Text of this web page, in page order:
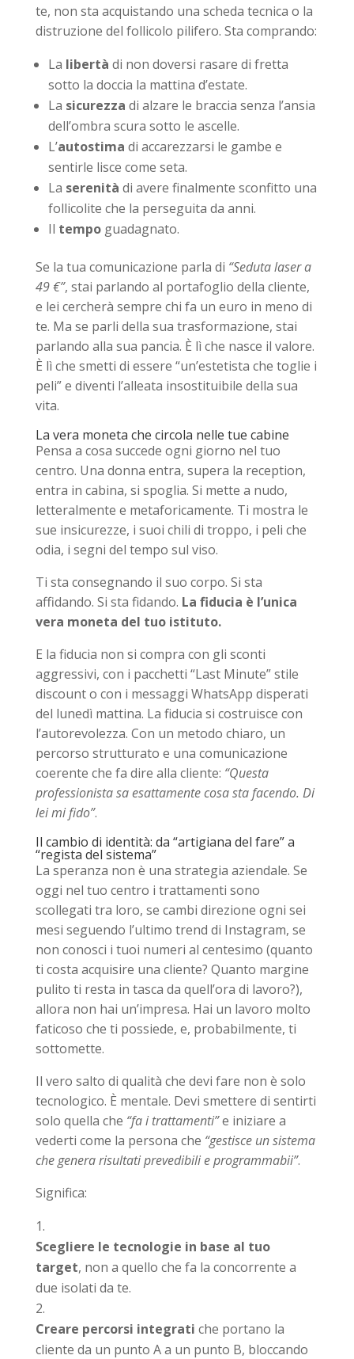
te, non sta acquistando una scheda tecnica o la
distruzione del follicolo pilifero. Sta comprando:
La libertà di non doversi rasare di fretta
sotto la doccia la mattina d’estate.
La sicurezza di alzare le braccia senza l’ansia
dell’ombra scura sotto le ascelle.
L’autostima di accarezzarsi le gambe e
sentirle lisce come seta.
La serenità di avere finalmente sconfitto una
follicolite che la perseguita da anni.
Il tempoguadagnato.
Se la tua comunicazione parla di “Seduta laser a
49 €”, stai parlando al portafoglio della cliente,
e lei cercherà sempre chi fa un euro in meno di
te. Ma se parli della sua trasformazione, stai
parlando alla sua pancia. È lì che nasce il valore.
È lì che smetti di essere “un’estetista che toglie i
peli” e diventi l’alleata insostituibile della sua
vita.
La vera moneta che circola nelle tue cabine
Pensa a cosa succede ogni giorno nel tuo
centro. Una donna entra, supera la reception,
entra in cabina, si spoglia. Si mette a nudo,
letteralmente e metaforicamente. Ti mostra le
sue insicurezze, i suoi chili di troppo, i peli che
odia, i segni del tempo sul viso.
Ti sta consegnando il suo corpo. Si sta
affidando. Si sta fidando. La fiducia è l’unica
vera moneta del tuo istituto.
E la fiducia non si compra con gli sconti
aggressivi, con i pacchetti “Last Minute” stile
discount o con i messaggi WhatsApp disperati
del lunedì mattina. La fiducia si costruisce con
l’autorevolezza. Con un metodo chiaro, un
percorso strutturato e una comunicazione
coerente che fa dire alla cliente: “Questa
professionista sa esattamente cosa sta facendo. Di
lei mi fido”.
Il cambio di identità: da “artigiana del fare” a
“regista del sistema”
La speranza non è una strategia aziendale. Se
oggi nel tuo centro i trattamenti sono
scollegati tra loro, se cambi direzione ogni sei
mesi seguendo l’ultimo trend di Instagram, se
non conosci i tuoi numeri al centesimo (quanto
ti costa acquisire una cliente? Quanto margine
pulito ti resta in tasca da quell’ora di lavoro?),
allora non hai un’impresa. Hai un lavoro molto
faticoso che ti possiede, e, probabilmente, ti
sottomette.
Il vero salto di qualità che devi fare non è solo
tecnologico. È mentale. Devi smettere di sentirti
solo quella che “fa i trattamenti”e iniziare a
vederti come la persona che “gestisce un sistema
che genera risultati prevedibili e programmabii”.
Significa:
Scegliere le tecnologie in base al tuo
target, non a quello che fa la concorrente a
due isolati da te.
Creare percorsi integrati che portano la
cliente da un punto A a un punto B, bloccando